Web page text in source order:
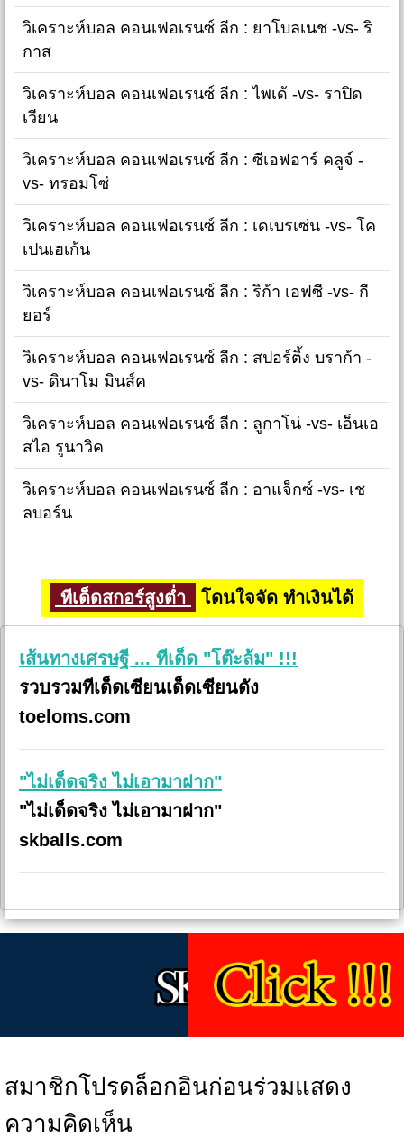
วิเคราะห์บอล คอนเฟอเรนซ์ ลีก : ยาโบลเนช -vs- ริ
กาส
วิเคราะห์บอล คอนเฟอเรนซ์ ลีก : ไพเด้ -vs- ราปิด
เวียน
วิเคราะห์บอล คอนเฟอเรนซ์ ลีก : ซีเอฟอาร์ คลูจ์ -
vs- ทรอมโซ่
วิเคราะห์บอล คอนเฟอเรนซ์ ลีก : เดเบรเซ่น -vs- โค
เปนเฮเก้น
วิเคราะห์บอล คอนเฟอเรนซ์ ลีก : ริก้า เอฟซี -vs- กี
ยอร์
วิเคราะห์บอล คอนเฟอเรนซ์ ลีก : สปอร์ติ้ง บราก้า -
vs- ดินาโม มินส์ค
วิเคราะห์บอล คอนเฟอเรนซ์ ลีก : ลูกาโน่ -vs- เอ็นเอ
สไอ รูนาวิค
วิเคราะห์บอล คอนเฟอเรนซ์ ลีก : อาแจ็กซ์ -vs- เช
ลบอร์น
ทีเด็ดสกอร์สูงต่ำ โดนใจจัด ทำเงินได้
เส้นทางเศรษฐี ... ทีเด็ด "โต๊ะล้ม" !!!
รวบรวมทีเด็ดเซียนเด็ดเซียนดัง
toeloms.com
"ไม่เด็ดจริง ไม่เอามาฝาก"
"ไม่เด็ดจริง ไม่เอามาฝาก"
skballs.com
สมาชิกโปรดล็อกอินก่อนร่วมแสดง
ความคิดเห็น